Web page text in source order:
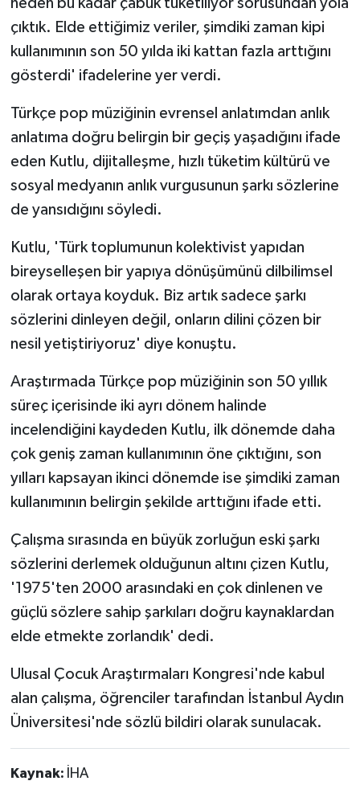
çıktık. Elde ettiğimiz veriler, şimdiki zaman kipi
kullanımının son 50 yılda iki kattan fazla arttığını
gösterdi' ifadelerine yer verdi.
Türkçe pop müziğinin evrensel anlatımdan anlık
anlatıma doğru belirgin bir geçiş yaşadığını ifade
eden Kutlu, dijitalleşme, hızlı tüketim kültürü ve
sosyal medyanın anlık vurgusunun şarkı sözlerine
de yansıdığını söyledi.
Kutlu, 'Türk toplumunun kolektivist yapıdan
bireyselleşen bir yapıya dönüşümünü dilbilimsel
olarak ortaya koyduk. Biz artık sadece şarkı
sözlerini dinleyen değil, onların dilini çözen bir
nesil yetiştiriyoruz' diye konuştu.
Araştırmada Türkçe pop müziğinin son 50 yıllık
süreç içerisinde iki ayrı dönem halinde
incelendiğini kaydeden Kutlu, ilk dönemde daha
çok geniş zaman kullanımının öne çıktığını, son
yılları kapsayan ikinci dönemde ise şimdiki zaman
kullanımının belirgin şekilde arttığını ifade etti.
Çalışma sırasında en büyük zorluğun eski şarkı
sözlerini derlemek olduğunun altını çizen Kutlu,
'1975'ten 2000 arasındaki en çok dinlenen ve
güçlü sözlere sahip şarkıları doğru kaynaklardan
elde etmekte zorlandık' dedi.
Ulusal Çocuk Araştırmaları Kongresi'nde kabul
alan çalışma, öğrenciler tarafından İstanbul Aydın
Üniversitesi'nde sözlü bildiri olarak sunulacak.
Kaynak: İHA